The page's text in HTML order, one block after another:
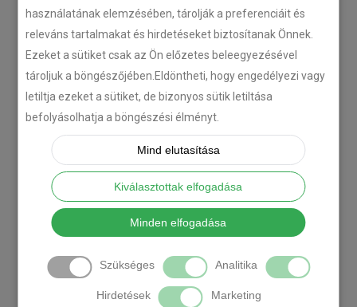
használatának elemzésében, tárolják a preferenciáit és
releváns tartalmakat és hirdetéseket biztosítanak Önnek.
Ezeket a sütiket csak az Ön előzetes beleegyezésével
tároljuk a böngészőjében.Eldöntheti, hogy engedélyezi vagy
letiltja ezeket a sütiket, de bizonyos sütik letiltása
befolyásolhatja a böngészési élményt.
Mind elutasítása
Kiválasztottak elfogadása
Minden elfogadása
Szükséges Analitika
Hirdetések Marketing
Isuzu D-MAX 2006 –
Tempomat beszerelés
2018-06-12
Citroën C-Zero tempomat
2018-02-14
KATEGÓRIA
TEMPOMAT TEMPOMAT BESZERELÉS